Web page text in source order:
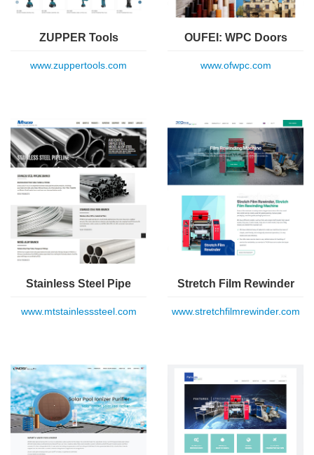
ZUPPER Tools
www.zuppertools.com
OUFEI: WPC Doors
www.ofwpc.com
Stainless Steel Pipe
www.mtstainlesssteel.com
Stretch Film Rewinder
www.stretchfilmrewinder.com